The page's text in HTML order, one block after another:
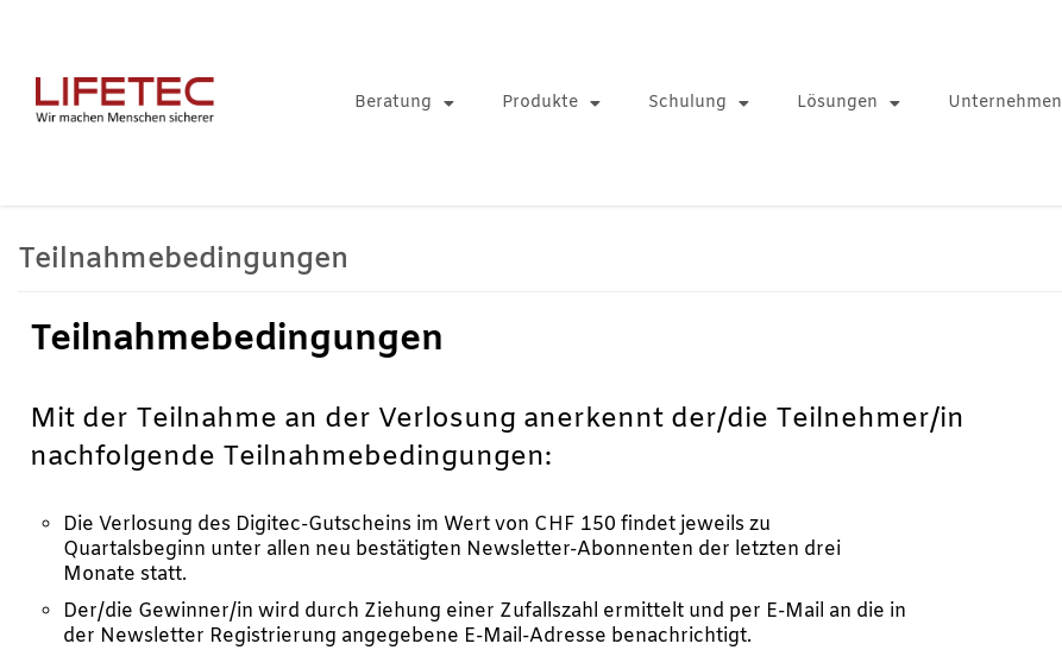
springen
Beratung
Produkte Schulung Lösungen Unternehmen
Teilnahmebedingungen
Teilnahmebedingungen
Mit der Teilnahme an der Verlosung anerkennt der/die Teilnehmer/in
nachfolgende Teilnahmebedingungen:
Die Verlosung des Digitec-Gutscheins im Wert von CHF 150 findet jeweils zu
Quartalsbeginn unter allen neu bestätigten Newsletter-Abonnenten der letzten drei
Monate statt.
Der/die Gewinner/in wird durch Ziehung einer Zufallszahl ermittelt und per E-Mail an die in
der Newsletter Registrierung angegebene E-Mail-Adresse benachrichtigt.